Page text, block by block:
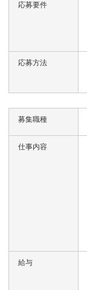
応募要件
応募方法
募集職種
仕事内容
給与